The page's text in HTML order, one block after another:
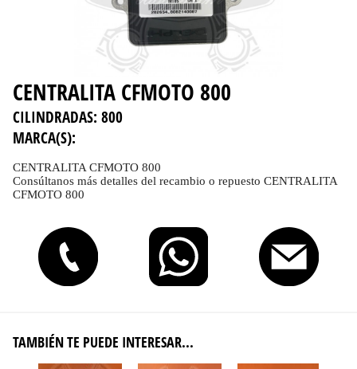
CENTRALITA CFMOTO 800
CILINDRADAS: 800
MARCA(S):
CENTRALITA CFMOTO 800
Consúltanos más detalles del recambio o repuesto CENTRALITA
CFMOTO 800
TAMBIÉN TE PUEDE INTERESAR...